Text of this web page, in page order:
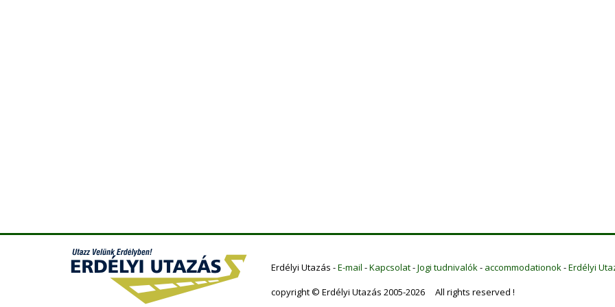
Erdélyi Utazás -E-mail -Kapcsolat-Jogi tudnivalók- accommodationok-Erdélyi
copyright © Erdélyi Utazás 2005-2026 All rights reserved !